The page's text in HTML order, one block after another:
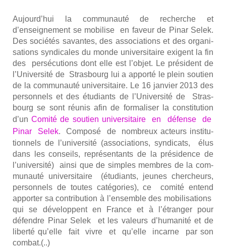
Aujourd’hui la com­mu­nau­té de recherche et
d’enseignement se mobi­lise en faveur de Pinar Selek.
Des socié­tés savantes, des asso­cia­tions et des orga­ni­
sa­tions syn­di­cales du monde uni­ver­si­taire exigent la fin
des per­sé­cu­tions dont elle est l’objet. Le pré­sident de
l’Université de Stras­bourg lui a appor­té le plein sou­tien
de la com­mu­nau­té uni­ver­si­taire. Le 16 jan­vier 2013 des
per­son­nels et des étu­diants de l’Université de Stras­
bourg se sont réunis afin de for­ma­li­ser la consti­tu­tion
d’un Comi­té de sou­tien uni­ver­si­taire en défense de
Pinar Selek. Com­po­sé de nom­breux acteurs ins­ti­tu­
tion­nels de l’université (asso­cia­tions, syn­di­cats, élus
dans les conseils, repré­sen­tants de la pré­si­dence de
l’université) ain­si que de simples membres de la com­
mu­nau­té uni­ver­si­taire (étu­diants, jeunes cher­cheurs,
per­son­nels de toutes caté­go­ries), ce comi­té entend
appor­ter sa contri­bu­tion à l’ensemble des mobi­li­sa­tions
qui se déve­loppent en France et à l’étranger pour
défendre Pinar Selek et les valeurs d’humanité et de
liber­té qu’elle fait vivre et qu’elle incarne par son
com­bat.(..)